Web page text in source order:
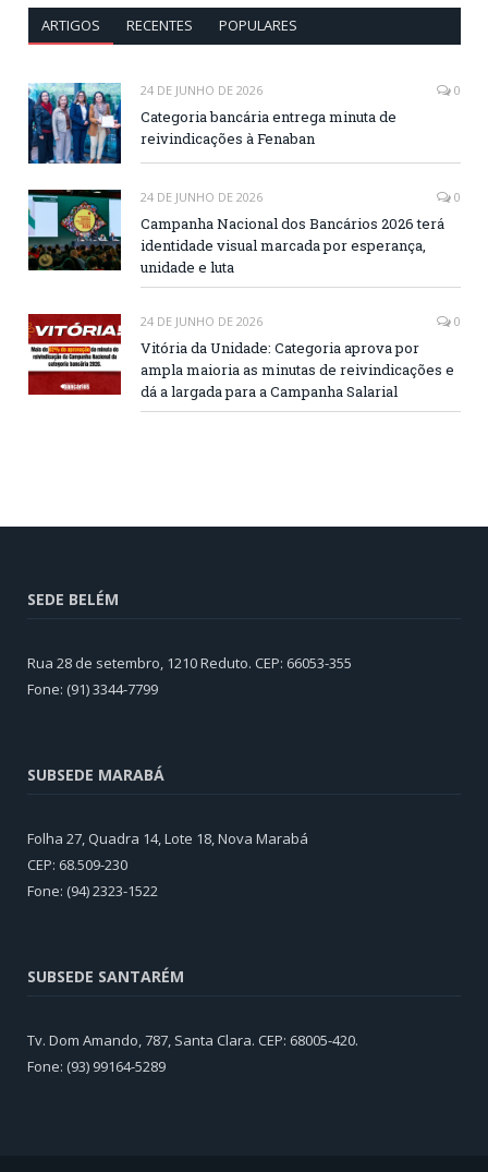
ARTIGOS RECENTES POPULARES
24 DE JUNHO DE 2026 0
Categoria bancária entrega minuta de
reivindicações à Fenaban
24 DE JUNHO DE 2026 0
Campanha Nacional dos Bancários 2026 terá
identidade visual marcada por esperança,
unidade e luta
24 DE JUNHO DE 2026 0
Vitória da Unidade: Categoria aprova por
ampla maioria as minutas de reivindicações e
dá a largada para a Campanha Salarial
SEDE BELÉM
Rua 28 de setembro, 1210 Reduto. CEP: 66053-355
Fone: (91) 3344-7799
SUBSEDE MARABÁ
Folha 27, Quadra 14, Lote 18, Nova Marabá
CEP: 68.509-230
Fone: (94) 2323-1522
SUBSEDE SANTARÉM
Tv. Dom Amando, 787, Santa Clara. CEP: 68005-420.
Fone: (93) 99164-5289